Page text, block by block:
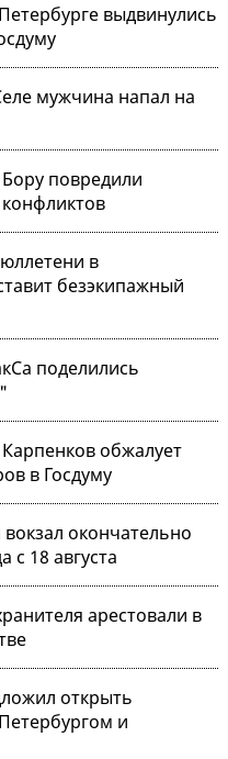
выдвинулись
мужчина напал на
повредили
в
безэкипажный
поделились
обжалует
в Госдуму
окончательно
с 18 августа
арестовали в
открыть
и